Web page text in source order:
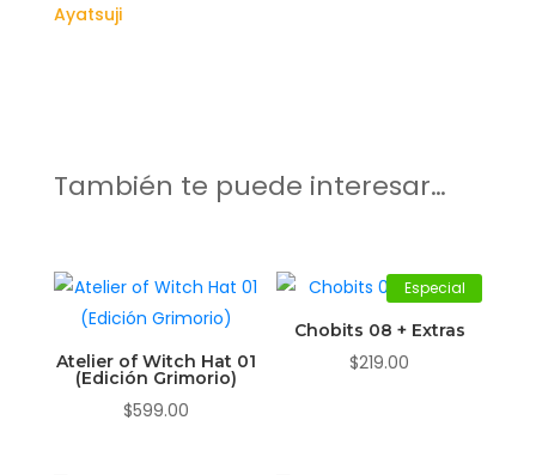
Ayatsuji
También te puede interesar…
Atelier of Witch Hat 01
(Edición Grimorio)
$599.00
Especial
Chobits 08 + Extras
$219.00